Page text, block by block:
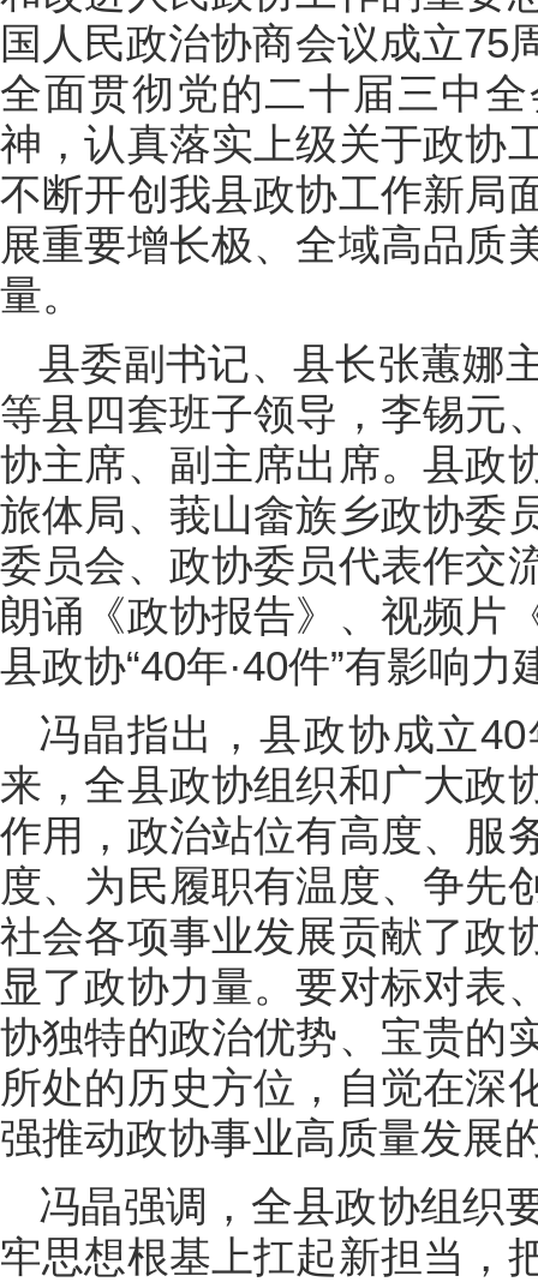
国人民政治协商会议成立75
全面贯彻党的二十届三中
神，认真落实上级关于政协
不断开创我县政协工作新局
展重要增长极、全域高品质
量。
县委副书记、县长张蕙娜
等县四套班子领导，李锡元
协主席、副主席出席。县政
旅体局、莪山畲族乡政协委
委员会、政协委员代表作交
朗诵《政协报告》、视频片
县政协“40年·40件”有影响力
冯晶指出，县政协成立
来，全县政协组织和广大政
作用，政治站位有高度、服
度、为民履职有温度、争先
社会各项事业发展贡献了政
显了政协力量。要对标对表
协独特的政治优势、宝贵的
所处的历史方位，自觉在深
强推动政协事业高质量发展
冯晶强调，全县政协组织
牢思想根基上扛起新担当，